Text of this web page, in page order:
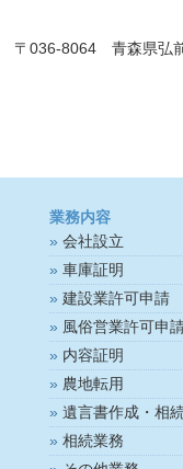
〒036-8064 青森県弘
業務内容
会社設立
車庫証明
建設業許可申請
風俗営業許可申
内容証明
農地転用
遺言書作成・相
相続業務